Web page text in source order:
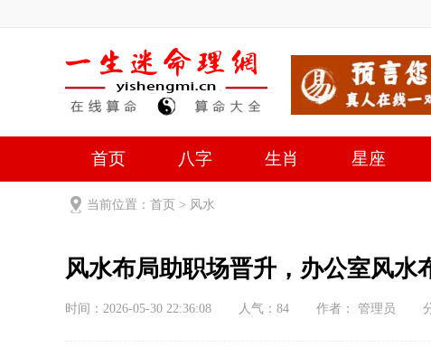
首页 八字 生肖 星座
当前位置： 首页 > 风水
风水布局助职场晋升，办公室风水
时间：2026-05-30 22:36:08 人气： 84 作者： 管理员